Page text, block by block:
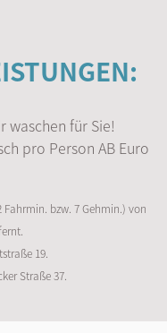
waschen für Sie!
pro Person AB Euro
bzw. 7 Gehmin.) von
19.
Straße 37.